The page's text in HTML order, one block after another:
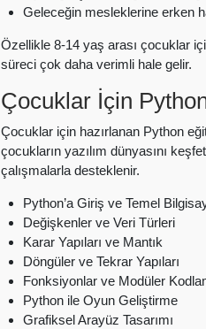
Geleceğin mesleklerine erken
Özellikle 8-14 yaş arası çocuklar
süreci çok daha verimli hale gelir.
Çocuklar İçin
Çocuklar için hazırlanan Python
çocukların yazılım dünyasını
çalışmalarla desteklenir.
Python’a Giriş ve Temel
Değişkenler ve Veri Türleri
Karar Yapıları ve Mantık
Döngüler ve Tekrar Yapıları
Fonksiyonlar ve Modüler
Python ile Oyun Geliştirme
Grafiksel Arayüz Tasarımı